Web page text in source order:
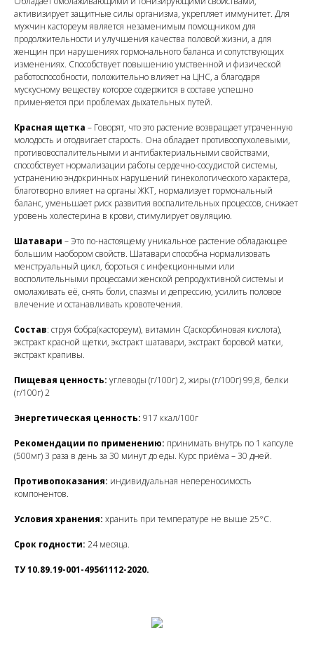
активизирует защитные силы организма, укрепляет иммунитет. Для
мужчин кастореум является незаменимым помощником для
продолжительности и улучшения качества половой жизни, а для
женщин при нарушениях гормонального баланса и сопутствующих
изменениях. Способствует повышению умственной и физической
работоспособности, положительно влияет на ЦНС, а благодаря
мускусному веществу которое содержится в составе успешно
применяется при проблемах дыхательных путей.
Красная щетка – Говорят, что это растение возвращает утраченную
молодость и отодвигает старость. Она обладает противоопухолевыми,
противовоспалительными и антибактериальными свойствами,
способствует нормализации работы сердечно-сосудистой системы,
устранению эндокринных нарушений гинекологического характера,
благотворно влияет на органы ЖКТ, нормализует гормональный
баланс, уменьшает риск развития воспалительных процессов, снижает
уровень холестерина в крови, стимулирует овуляцию.
Шатавари – Это по-настоящему уникальное растение обладающее
большим наобором свойств. Шатавари способна нормализовать
менструальный цикл, бороться с инфекционными или
восполительными процессами женской репродуктивной системы и
омолаживать её, снять боли, спазмы и депрессию, усилить половое
влечение и останавливать кровотечения.
Состав: струя бобра(кастореум), витамин С(аскорбиновая кислота),
экстракт красной щетки, экстракт шатавари, экстракт боровой матки,
экстракт крапивы.
Пищевая ценность: углеводы (г/100г) 2, жиры (г/100г) 99,8, белки
(г/100г) 2
Энергетическая ценность: 917 ккал/100г
Рекомендации по применению: принимать внутрь по 1 капсуле
(500мг) 3 раза в день за 30 минут до еды. Курс приёма – 30 дней.
Противопоказания: индивидуальная непереносимость
компонентов.
Условия хранения: хранить при температуре не выше 25°С.
Срок годности: 24 месяца.
ТУ 10.89.19-001-49561112-2020.